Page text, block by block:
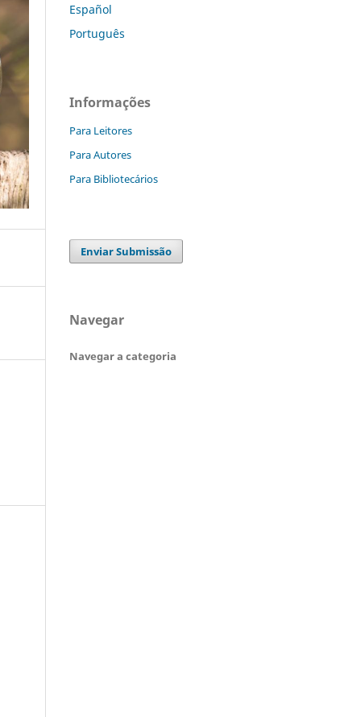
Español
Português
Informações
Para Leitores
Para Autores
Para Bibliotecários
Enviar Submissão
Navegar
Navegar a categoria